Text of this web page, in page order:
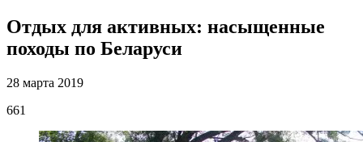
Отдых для активных: насыщенные
походы по Беларуси
28 марта 2019
661